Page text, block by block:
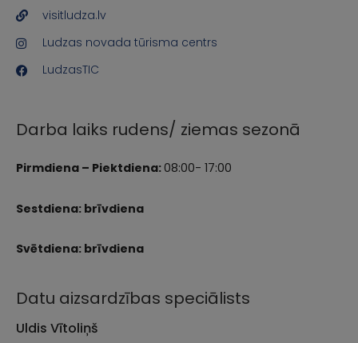
visitludza.lv
Ludzas novada tūrisma centrs
LudzasTIC
Darba laiks rudens/ ziemas sezonā
Pirmdiena – Piektdiena:08:00- 17:00
Sestdiena: brīvdiena
Svētdiena: brīvdiena
Datu aizsardzības speciālists
Uldis Vītoliņš